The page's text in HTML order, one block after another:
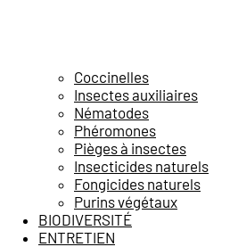
Coccinelles
Insectes auxiliaires
Nématodes
Phéromones
Pièges à insectes
Insecticides naturels
Fongicides naturels
Purins végétaux
BIODIVERSITÉ
ENTRETIEN